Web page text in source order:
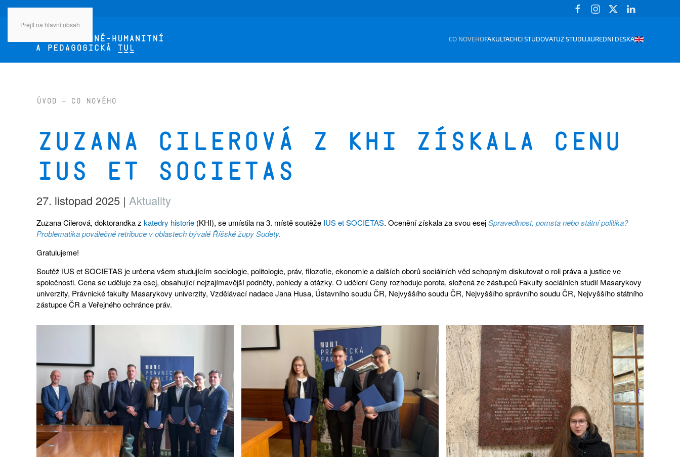
Přejít na hlavní obsah
CO NOVÉHOFAKULTACHCI STUDOVATUŽ STUDUJI ÚŘEDNÍ DESKA
Úvod Co nového
Zuzana Cilerová z KHI získala cenu
IUS et SOCIETAS
27. listopad 2025 | Aktuality
Zuzana Cilerová, doktorandka z katedry historie (KHI), se umístila na 3. místě soutěže IUS et SOCIETAS. Ocenění získala za svou esejSpravedlnost, pomsta nebo státní politika?
Problematika poválečné retribuce v oblastech bývalé Říšské župy Sudety.
Gratulujeme!
Soutěž IUS et SOCIETAS je určena všem studujícím sociologie, politologie, práv, filozofie, ekonomie a dalších oborů sociálních věd schopným diskutovat o roli práva a justice ve
společnosti. Cena se uděluje za esej, obsahující nejzajímavější podněty, pohledy a otázky. O udělení Ceny rozhoduje porota, složená ze zástupců Fakulty sociálních studií Masarykovy
univerzity, Právnické fakulty Masarykovy univerzity, Vzdělávací nadace Jana Husa, Ústavního soudu ČR, Nejvyššího soudu ČR, Nejvyššího správního soudu ČR, Nejvyššího státního
zástupce ČR a Veřejného ochránce práv.